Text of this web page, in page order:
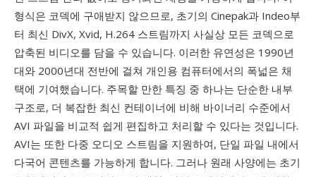
형식은 코덱에 구애받지 않으므로, 초기의 Cinepak과 Indeo부
터 최신 DivX, Xvid, H.264 스트림까지 사실상 모든 코덱으로
압축된 비디오를 담을 수 있습니다. 이러한 유연성은 1990년
대와 2000년대 전반에 걸쳐 개인용 컴퓨터에서의 폭넓은 채
택에 기여했습니다. 주목할 만한 특징 중 하나는 단순한 내부
구조로, 더 복잡한 최신 컨테이너에 비해 바이너리 수준에서
AVI 파일을 비교적 쉽게 편집하고 처리할 수 있다는 것입니다.
AVI는 또한 다중 오디오 스트림을 지원하여, 단일 파일 내에서
다국어 콘텐츠를 가능하게 합니다. 그러나 원래 사양에는 초기